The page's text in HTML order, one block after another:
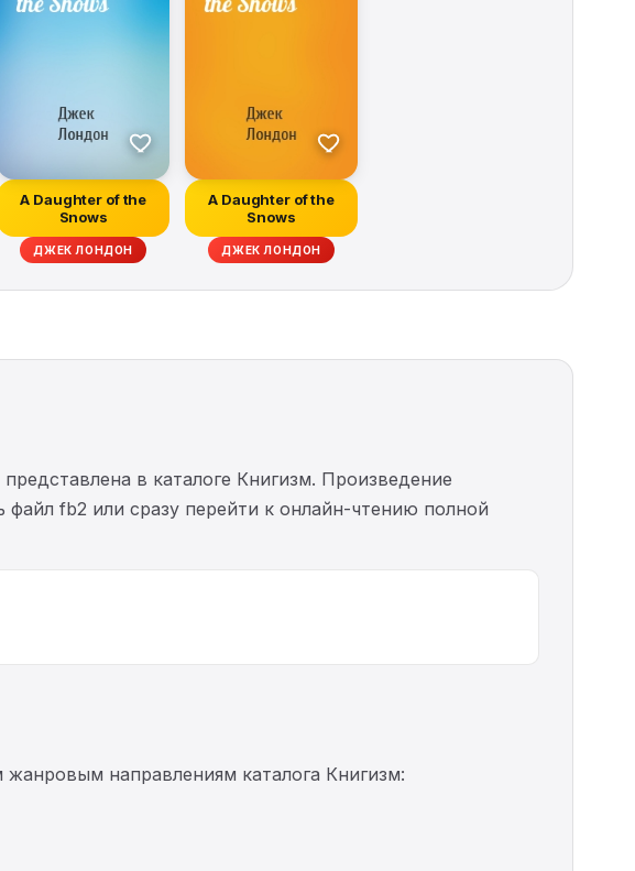
A Daughter of the
Snows
ДЖЕК ЛОНДОН
A Daughter of the
Snows
ДЖЕК ЛОНДОН
представлена в каталоге Книгизм. Произведение
fb2 или сразу перейти к онлайн-чтению полной
направлениям каталога Книгизм: